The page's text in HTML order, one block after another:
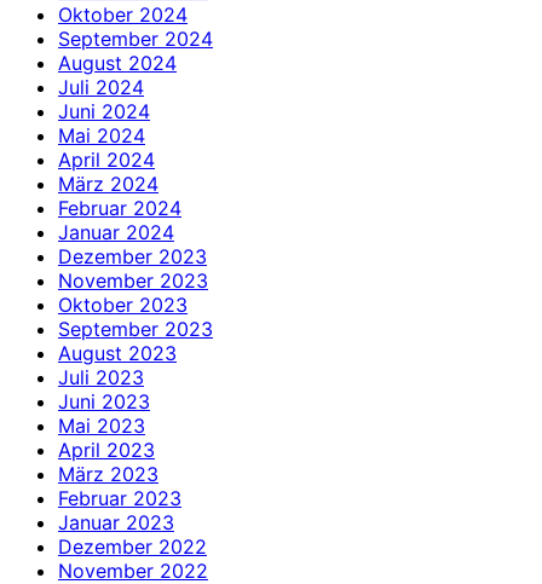
Oktober 2024
September 2024
August 2024
Juli 2024
Juni 2024
Mai 2024
April 2024
März 2024
Februar 2024
Januar 2024
Dezember 2023
November 2023
Oktober 2023
September 2023
August 2023
Juli 2023
Juni 2023
Mai 2023
April 2023
März 2023
Februar 2023
Januar 2023
Dezember 2022
November 2022